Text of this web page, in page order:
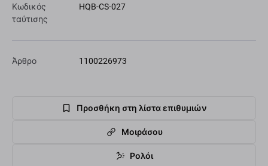
Κωδικός
ταύτισης
HQB-CS-027
Άρθρο 1100226973
Προσθήκη στη λίστα επιθυμιών
Μοιράσου
Ρολόι